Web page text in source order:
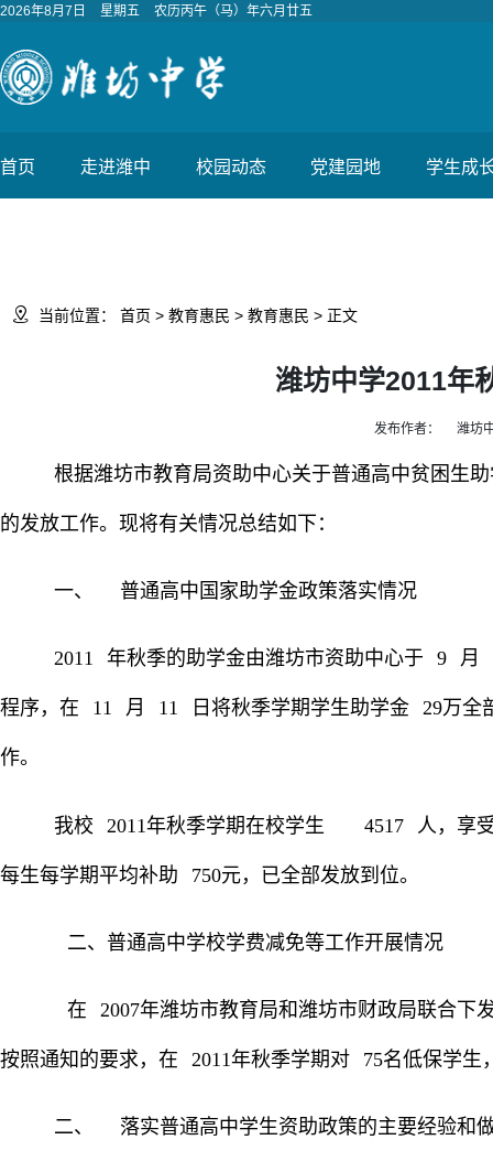
2026年8月7日 星期五 农历丙午（马）年六月廿五
首页 走进潍中 校园动态 党建园地 学生成
 当前位置： 首页 > 教育惠民 > 教育惠民 > 正文
潍坊中学2011年
发布作者： 潍坊
根据潍坊市教育局资助中心关于普通高中贫困生
的发放工作。现将有关情况总结如下：
一、 普通高中国家助学金政策落实情况
2011 年秋季的助学金由潍坊市资助中心于 9 月
程序，在 11 月 11 日 将秋季学期学生助学金 29万全
作。
我校 2011年秋季学期在校学生 4517 人，享
每生每学期平均补助 750元，已全部发放到位。
二、普通高中学校学费减免等工作开展情况
在 2007年潍坊市教育局和潍坊市财政局联合下
按照通知的要求，在 2011年秋季学期对 75名低保学生
二、 落实普通高中学生资助政策的主要经验和